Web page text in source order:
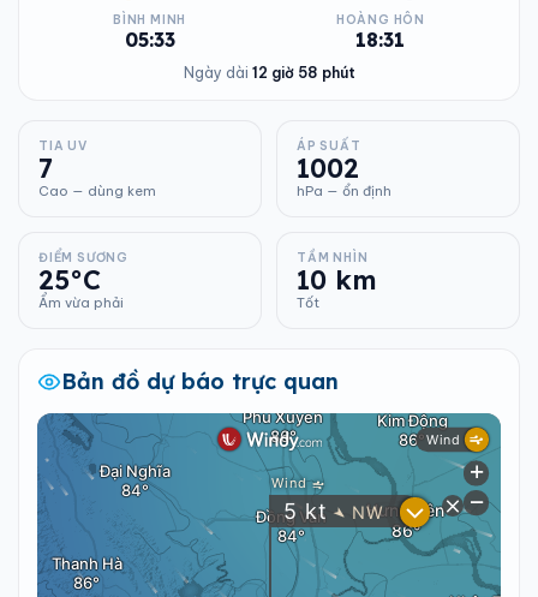
BÌNH MINH
05:33
HOÀNG HÔN
18:31
Ngày dài 12 giờ 58 phút
TIA UV
7
Cao — dùng kem
ÁP SUẤT
1002
hPa — ổn định
ĐIỂM SƯƠNG
25°C
Ẩm vừa phải
TẦM NHÌN
10 km
Tốt
Bản đồ dự báo trực quan